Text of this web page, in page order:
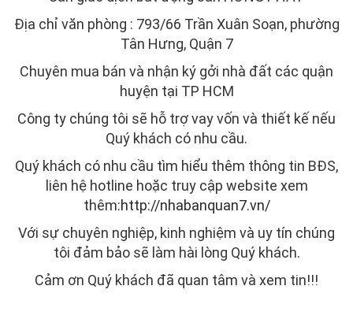
Địa chỉ văn phòng : 793/66 Trần Xuân Soạn, phường
Tân Hưng, Quận 7
Chuyên mua bán và nhận ký gởi nhà đất các quận
huyện tại TP HCM
Công ty chúng tôi sẽ hỗ trợ vay vốn và thiết kế nếu
Quý khách có nhu cầu.
Quý khách có nhu cầu tìm hiểu thêm thông tin BĐS,
liên hệ hotline hoặc truy cập website xem
thêm:http://nhabanquan7.vn/
Với sự chuyên nghiệp, kinh nghiệm và uy tín chúng
tôi đảm bảo sẽ làm hài lòng Quý khách.
Cảm ơn Quý khách đã quan tâm và xem tin!!!